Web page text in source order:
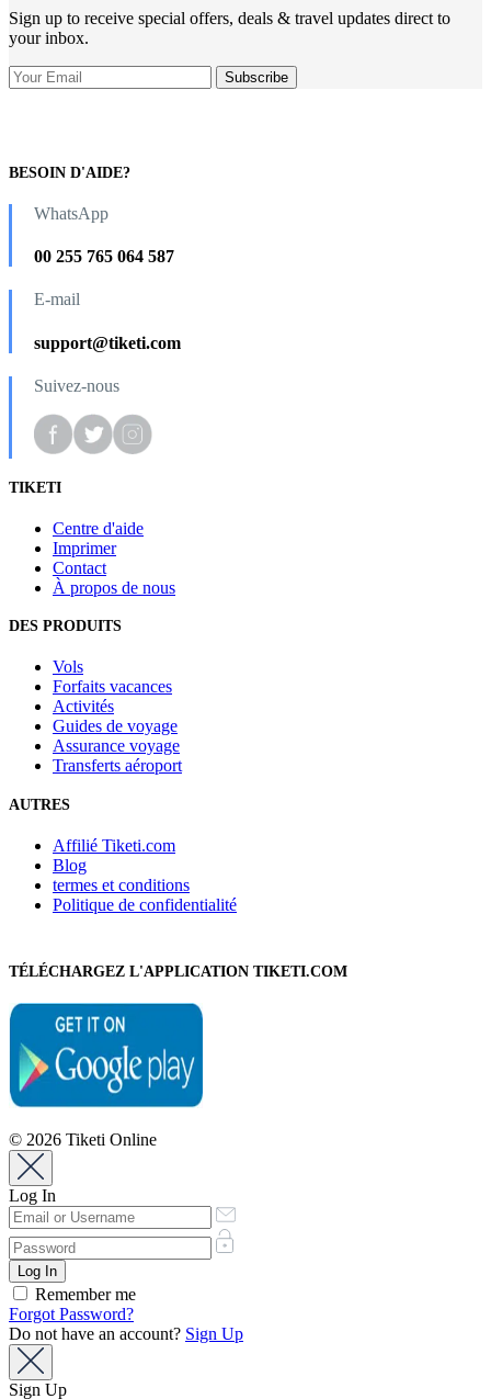
Sign up to receive special offers, deals & travel updates direct to
your inbox.
BESOIN D'AIDE?
WhatsApp
00 255 765 064 587
E-mail
support@tiketi.com
Suivez-nous
TIKETI
Centre d'aide
Imprimer
Contact
À propos de nous
DES PRODUITS
Vols
Forfaits vacances
Activités
Guides de voyage
Assurance voyage
Transferts aéroport
AUTRES
Affilié Tiketi.com
Blog
termes et conditions
Politique de confidentialité
TÉLÉCHARGEZ L'APPLICATION TIKETI.COM
© 2026 Tiketi Online
Log In
Remember me
Forgot Password?
Do not have an account? Sign Up
Sign Up